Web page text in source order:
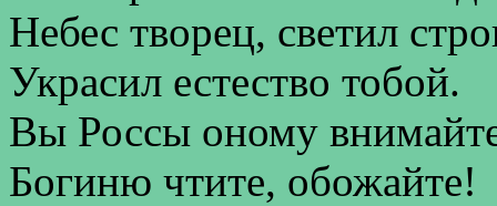
Небес творец, светил
Украсил естество тобой.
Вы Россы оному
Богиню чтите, обожайте!